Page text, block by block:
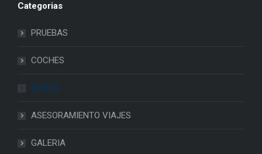
Categorias
PRUEBAS
COCHES
MOTOS
ASESORAMIENTO VIAJES
GALERIA